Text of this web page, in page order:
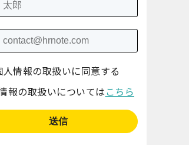
人情報の取扱いに同意する
報の取扱いについては こちら